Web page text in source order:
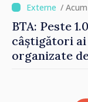
investițiile,
echilibrăm
consumului”
/
BTA: Peste
câștigători
organizate